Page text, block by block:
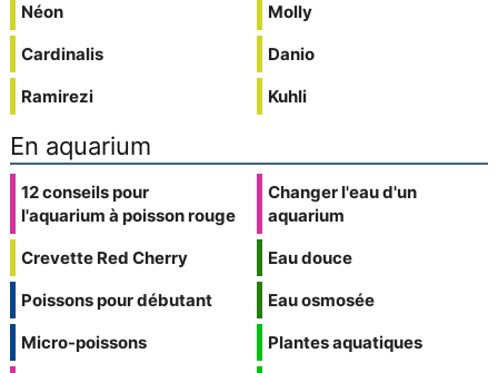
Néon
Cardinalis
Ramirezi
Molly
Danio
Kuhli
En aquarium
12 conseils pour
l'aquarium à poisson rouge
Crevette Red Cherry
Poissons pour débutant
Micro-poissons
Changer l'eau d'un
aquarium
Eau douce
Eau osmosée
Plantes aquatiques